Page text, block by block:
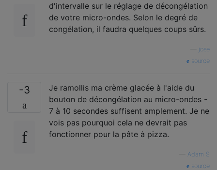
d'intervalle sur le réglage de décongélation
de votre micro-ondes. Selon le degré de
congélation, il faudra quelques coups sûrs.
jose
source
-3
Je ramollis ma crème glacée à l'aide du
bouton de décongélation au micro-ondes -
7 à 10 secondes suffisent amplement. Je ne
vois pas pourquoi cela ne devrait pas
fonctionner pour la pâte à pizza.
Adam S
source